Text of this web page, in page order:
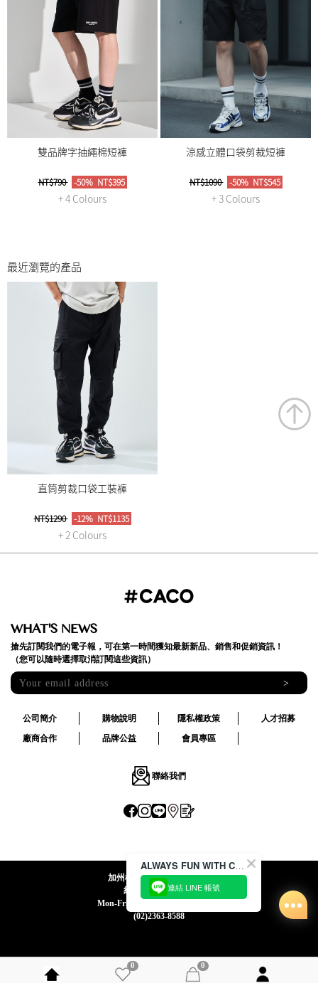
雙品牌字抽繩棉短褲
NT$790 -50% NT$395
+ 4 Colours
涼感立體口袋剪裁短褲
NT$1090 -50% NT$545
+ 3 Colours
最近瀏覽的產品
直筒剪裁口袋工裝褲
NT$1290 -12% NT$1135
+ 2 Colours
0 0
WHAT'S NEWS
搶先訂閱我們的電子報，可在第一時間獲知最新新品、銷售和促銷資訊！
（您可以隨時選擇取消訂閱這些資訊）
>
公司簡介 購物說明 隱私權政策
人才招募
廠商合作
品牌公益 會員專區
聯絡我們
加州椰子國際股份有限公司
統一編號:24492069
Mon-Fri 09:00-12:30 / 13:30-18:00
(02)2363-8588
ALWAYS FUN WITH CACO !
連結 LINE 帳號